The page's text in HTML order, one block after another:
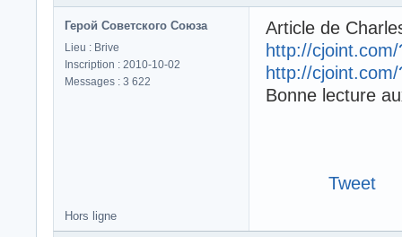
Герой Советского Союза
Lieu : Brive
Inscription : 2010-10-02
Messages : 3 622
Article de
http://
http://
Bonne lecture
Tweet
Hors ligne